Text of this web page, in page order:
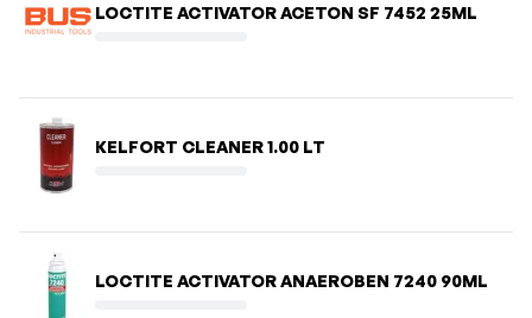
LOCTITE ACTIVATOR ACETON SF 7452 25ML
KELFORT CLEANER 1.00 LT
LOCTITE ACTIVATOR ANAEROBEN 7240 90ML